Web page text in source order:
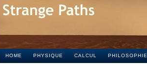
HOME PHYSIQUE CALCUL PHILOSOPHIE